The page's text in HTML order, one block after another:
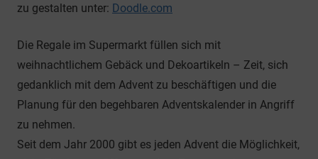
zu gestalten unter: Doodle.com
Die Regale im Supermarkt füllen sich mit
weihnachtlichem Gebäck und Dekoartikeln – Zeit, sich
gedanklich mit dem Advent zu beschäftigen und die
Planung für den begehbaren Adventskalender in Angriff
zu nehmen.
Seit dem Jahr 2000 gibt es jeden Advent die Möglichkeit,